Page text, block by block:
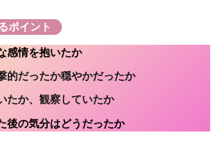
ポイント
感情を抱いたか
的だったか穏やかだったか
たか、観察していたか
後の気分はどうだったか